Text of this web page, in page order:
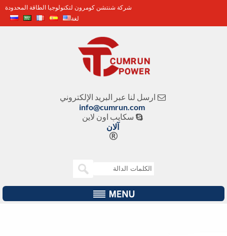
شركة شنتشن كومرون لتكنولوجيا الطاقة المحدودة
ارسل لنا عبر البريد الإلكتروني
info@cumrun.com
سكايب اون لاين
آلان